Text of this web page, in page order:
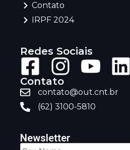
Contato
IRPF 2024
Redes Sociais
Contato
contato@out.cnt.br
(62) 3100-5810
Newsletter